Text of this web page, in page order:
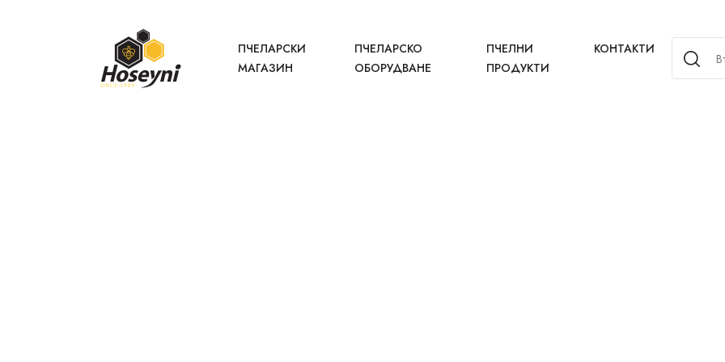
ПЧЕЛАРСКИ
МАГАЗИН
ПЧЕЛАРСКО
ОБОРУДВАНЕ
ПЧЕЛНИ
ПРОДУКТИ
КОНТАКТИ